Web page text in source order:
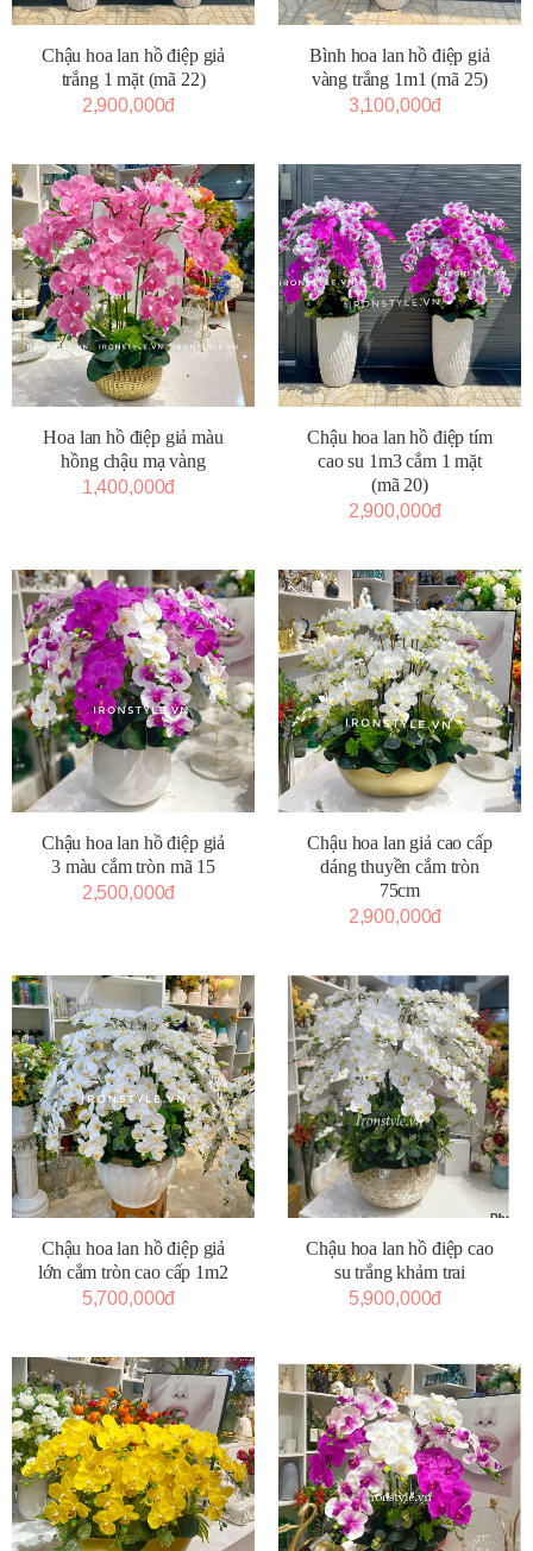
Chậu hoa lan hồ điệp giả
trắng 1 mặt (mã 22)
2,900,000đ
Bình hoa lan hồ điệp giả
vàng trắng 1m1 (mã 25)
3,100,000đ
Hoa lan hồ điệp giả màu
hồng chậu mạ vàng
1,400,000đ
Chậu hoa lan hồ điệp tím
cao su 1m3 cắm 1 mặt
(mã 20)
2,900,000đ
Chậu hoa lan hồ điệp giả
3 màu cắm tròn mã 15
2,500,000đ
Chậu hoa lan giả cao cấp
dáng thuyền cắm tròn
75cm
2,900,000đ
Chậu hoa lan hồ điệp giả
lớn cắm tròn cao cấp 1m2
5,700,000đ
Chậu hoa lan hồ điệp cao
su trắng khảm trai
5,900,000đ